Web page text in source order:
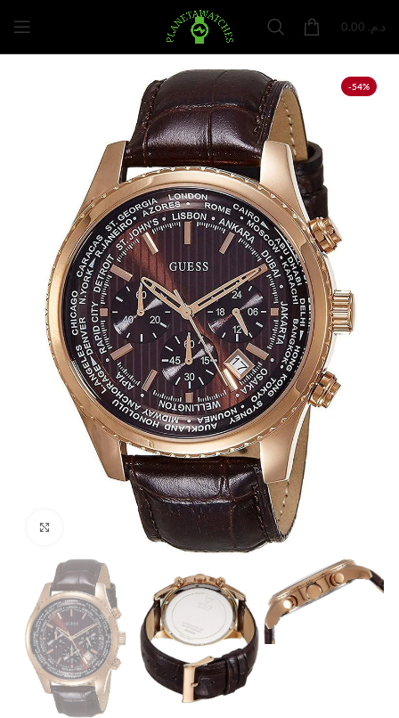
د.م.
-54%
Click to enlarge